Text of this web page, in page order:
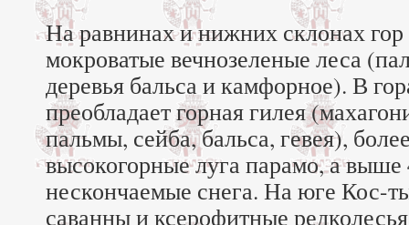
На равнинах и нижних склонах
мокроватые вечнозеленые леса
деревья бальса и камфорное). В
преобладает горная гилея
пальмы, сейба, бальса, гевея),
высокогорные луга парамо, а
нескончаемые снега. На юге Кос-
саванны и ксерофитные